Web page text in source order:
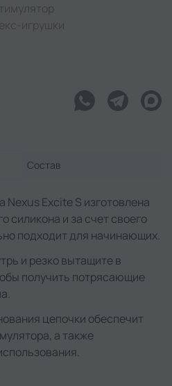
игрушки
Состав
Nexus Excite S изготовлена
силикона и за счет своего
подходит для начинающих.
и резко вытащите в
получить потрясающие
цепочки обеспечит
а также